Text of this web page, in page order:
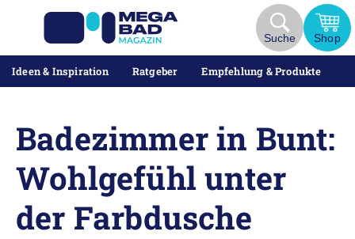
springen
Suche Shop
Ideen & Inspiration Ratgeber Empfehlung & Produkte
Badezimmer in Bunt:
Wohlgefühl unter
der Farbdusche